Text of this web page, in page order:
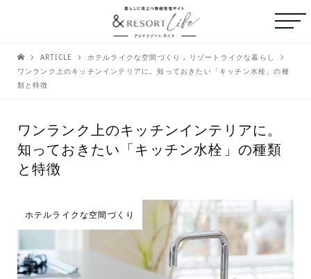
ARTICLE ホテルライクな空間づくり ,
リゾートライクな暮らし
ワンランク上のキッチンインテリアに。知っておきたい「キッチン水栓」の種
類と特徴
ワンランク上のキッチンインテリアに。
知っておきたい「キッチン水栓」の種類
と特徴
ホテルライクな空間づくり